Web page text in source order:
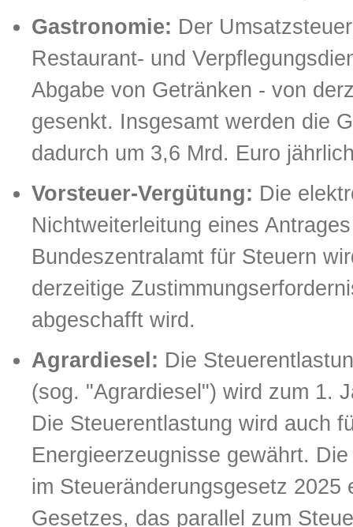
Gastronomie: Der
Restaurant- und
Abgabe von Getränken - von
gesenkt. Insgesamt werden die
dadurch um 3,6 Mrd. Euro
Vorsteuer-Vergütung: Die
Nichtweiterleitung eines
Bundeszentralamt für Steuern
derzeitige
abgeschafft wird.
Agrardiesel: Die
(sog. "Agrardiesel") wird zum 1.
Die Steuerentlastung wird auch
Energieerzeugnisse gewährt.
im Steueränderungsgesetz
Gesetzes, das parallel zum